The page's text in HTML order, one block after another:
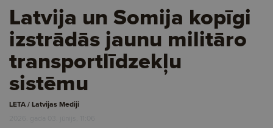
Latvija un Somija kopīgi
izstrādās jaunu militāro
transportlīdzekļu
sistēmu
LETA / Latvijas Mediji
2026. gada 03. jūnijs, 11:06